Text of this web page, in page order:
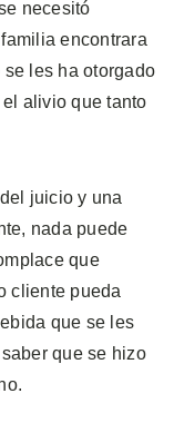
necesitó
encontrara
se les ha otorgado
alivio que tanto
juicio y una
nada puede
que
cliente pueda
que se les
que se hizo